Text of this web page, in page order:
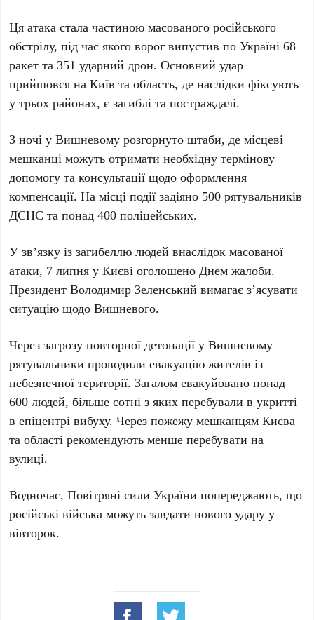
Ця атака стала частиною масованого російського
обстрілу, під час якого ворог випустив по Україні68
ракет та351 ударний дрон. Основний удар
прийшовся на Київ та область, де наслідки фіксують
утрьох районах, є загиблі та постраждалі.
З ночі у Вишневому розгорнуто штаби, де місцеві
мешканці можуть отримати необхідну термінову
допомогу та консультації щодо оформлення
компенсації. На місці події задіяно 500 рятувальників
ДСНС та понад400 поліцейських.
У зв’язку із загибеллю людей внаслідок масованої
атаки, 7 липня у Києві оголошено Днем жалоби.
ПрезидентВолодимир Зеленський вимагає з’ясувати
ситуацію щодо Вишневого.
Через загрозу повторної детонації у Вишневому
рятувальники проводили евакуацію жителів із
небезпечної території. Загалом евакуйовано понад
600 людей, більше сотні з яких перебували в укритті
в епіцентрі вибуху. Через пожежу мешканцям Києва
та області рекомендують менше перебувати на
вулиці.
Водночас, Повітряні сили України попереджають, що
російські війська можуть завдати нового удару у
вівторок.